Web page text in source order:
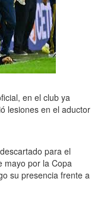
en el club ya
lesiones en el aductor
para el
mayo por la Copa
su presencia frente a